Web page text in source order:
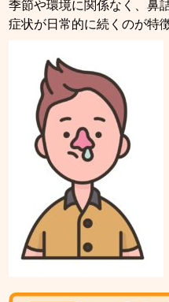
季節や環境に関係なく、鼻
症状が日常的に続くのが特